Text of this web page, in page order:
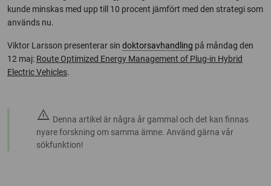
kunde minskas med upp till 10 procent jämfört med den strategi som
används nu.
Viktor Larsson presenterar sin doktorsavhandling på måndag den
12 maj: Route Optimized Energy Management of Plug-in Hybrid
Electric Vehicles.
warning Denna artikel är några år gammal och det kan finnas
nyare forskning om samma ämne. Använd gärna vår
sökfunktion!